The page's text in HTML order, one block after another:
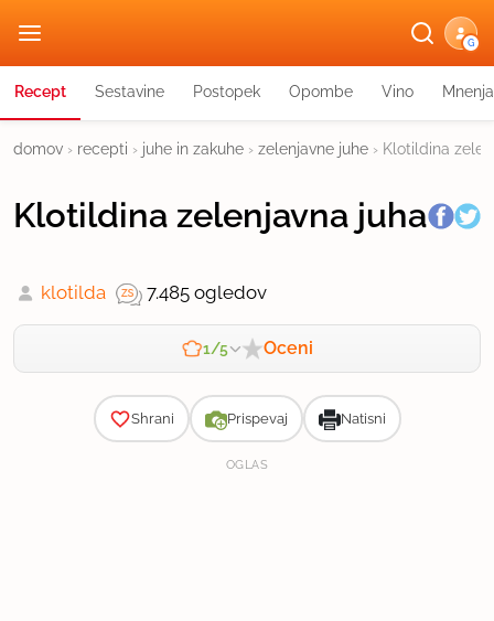
G
Recept Sestavine Postopek Opombe Vino Mnenja
domov › recepti › juhe in zakuhe › zelenjavne juhe › Klotildina
Klotildina zelenjavna juha
klotilda 7.485 ogledov
1/5 Oceni
Shrani Prispevaj Natisni
OGLAS